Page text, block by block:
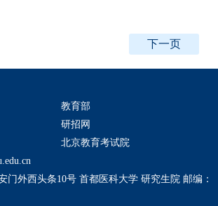
下一页
教育部
研招网
北京教育考试院
门外西头条10号 首都医科大学 研究生院 邮编：